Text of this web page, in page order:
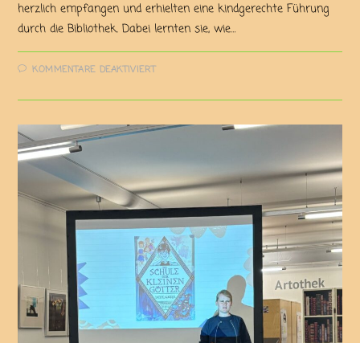
herzlich empfangen und erhielten eine kindgerechte Führung
durch die Bibliothek. Dabei lernten sie, wie…
KOMMENTARE DEAKTIVIERT